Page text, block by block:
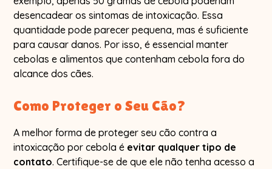
desencadear os sintomas de intoxicação. Essa
quantidade pode parecer pequena, mas é suficiente
para causar danos. Por isso, é essencial manter
cebolas e alimentos que contenham cebola fora do
alcance dos cães.
Como Proteger o Seu Cão?
A melhor forma de proteger seu cão contra a
intoxicação por cebola é evitar qualquer tipo de
contato. Certifique-se de que ele não tenha acesso a